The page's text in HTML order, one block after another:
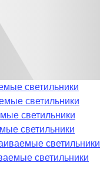
светильники
светильники
светильники
светильники
светильники
светильники